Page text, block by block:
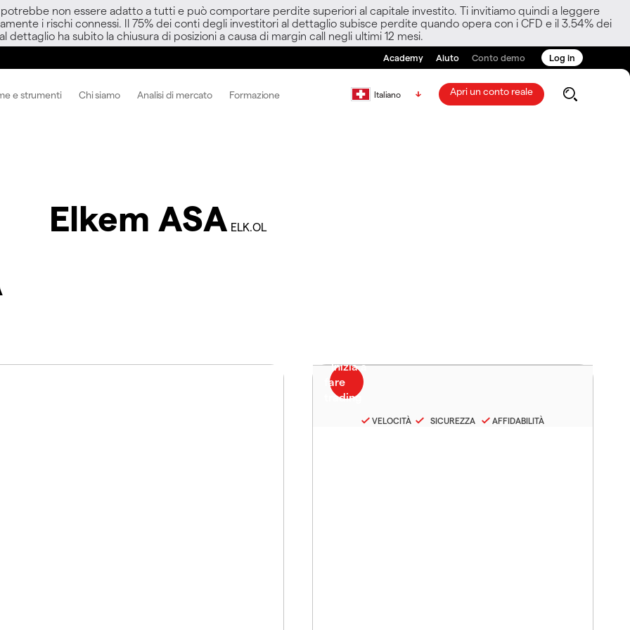
non essere adatto a tutti e può comportare perdite superiori al capitale investito. Ti invitiamo quindi a leggere
i rischi connessi. Il 75% dei conti degli investitori al dettaglio subisce perdite quando opera con i CFD e il 3.54% dei
dettaglio ha subito la chiusura di posizioni a causa di margin call negli ultimi 12 mesi.
Academy Aiuto Conto demo Log in
e strumenti Chi siamo Analisi di mercato Formazione Italiano Apri un conto reale
Elkem ASA ELK.OL
VELOCITÀ SICUREZZA AFFIDABILITÀ